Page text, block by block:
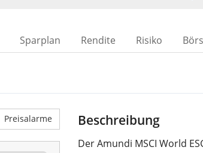
Sparplan Rendite Risiko
Preisalarme Beschreibung
Der Amundi MSCI World